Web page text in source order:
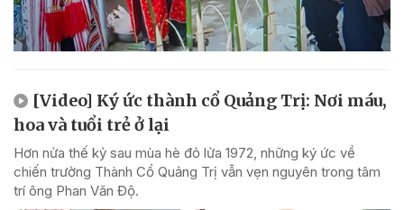
[Video] Ký ức thành cổ Quảng Trị: Nơi máu,
hoa và tuổi trẻ ở lại
Hơn nửa thế kỷ sau mùa hè đỏ lửa 1972, những ký ức về
chiến trường Thành Cổ Quảng Trị vẫn vẹn nguyên trong tâm
trí ông Phan Văn Độ.